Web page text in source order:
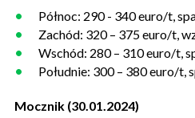
Północ: 290 - 340 euro/t,
Zachód: 320 – 375 euro/t,
Wschód: 280 – 310 euro/t,
Południe: 300 – 380 euro/t,
Mocznik (30.01.2024)